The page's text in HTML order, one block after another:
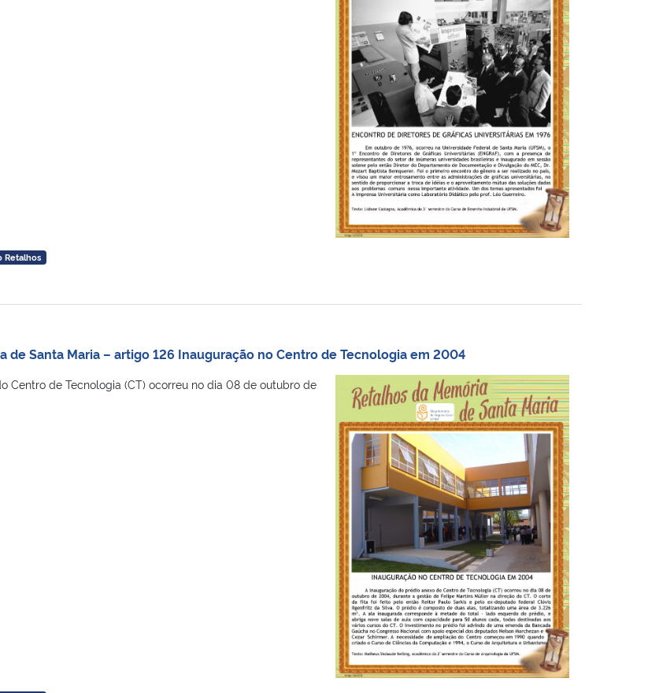
Retalhos
de Santa Maria – artigo 126 Inauguração no Centro de Tecnologia em 2004
Centro de Tecnologia (CT) ocorreu no dia 08 de outubro de